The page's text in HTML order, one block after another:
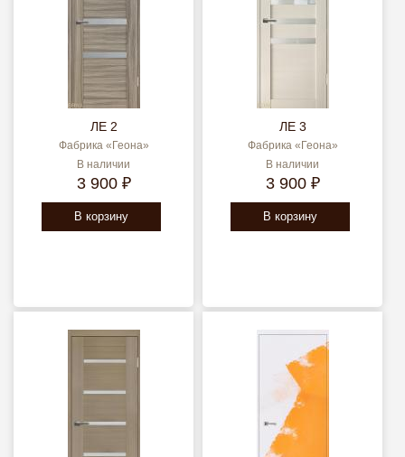
ЛЕ 2
Фабрика «Геона»
В наличии
3 900 ₽
В корзину
ЛЕ 3
Фабрика «Геона»
В наличии
3 900 ₽
В корзину